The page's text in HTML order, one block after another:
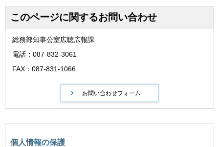
このページに関するお問い合わせ
総務部知事公室広聴広報課
電話：087-832-3061
FAX：087-831-1066
個人情報の保護